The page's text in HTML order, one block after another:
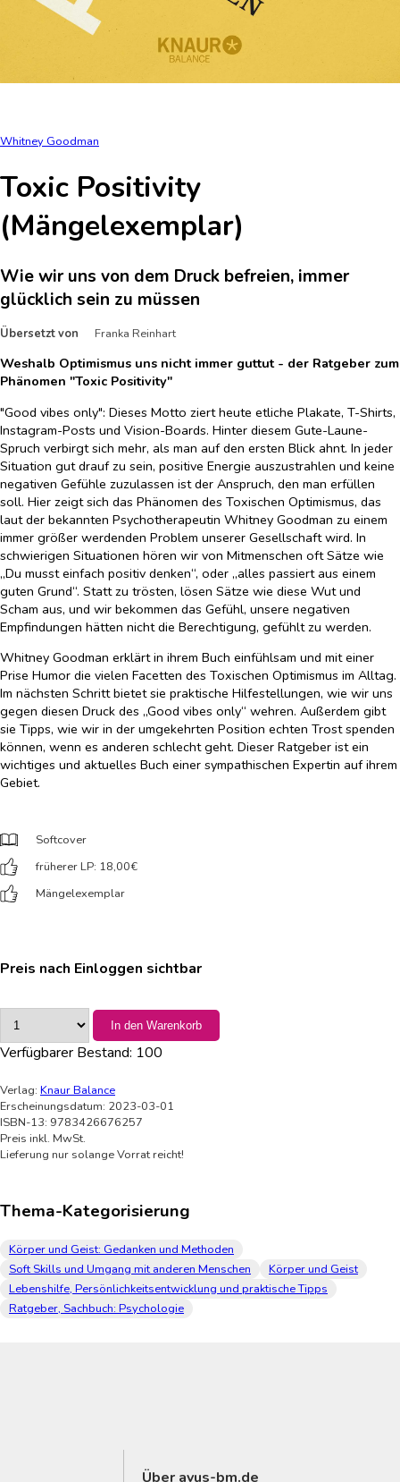
Whitney Goodman
Toxic Positivity
(Mängelexemplar)
Wie wir uns von dem Druck befreien, immer
glücklich sein zu müssen
Übersetzt von Franka Reinhart
Weshalb Optimismus uns nicht immer guttut - der Ratgeber zum
Phänomen "Toxic Positivity"
"Good vibes only": Dieses Motto ziert heute etliche Plakate, T-Shirts,
Instagram-Posts und Vision-Boards. Hinter diesem Gute-Laune-
Spruch verbirgt sich mehr, als man auf den ersten Blick ahnt. In jeder
Situation gut drauf zu sein, positive Energie auszustrahlen und keine
negativen Gefühle zuzulassen ist der Anspruch, den man erfüllen
soll. Hier zeigt sich das Phänomen des Toxischen Optimismus, das
laut der bekannten Psychotherapeutin Whitney Goodman zu einem
immer größer werdenden Problem unserer Gesellschaft wird. In
schwierigen Situationen hören wir von Mitmenschen oft Sätze wie
„Du musst einfach positiv denken“, oder „alles passiert aus einem
guten Grund“. Statt zu trösten, lösen Sätze wie diese Wut und
Scham aus, und wir bekommen das Gefühl, unsere negativen
Empfindungen hätten nicht die Berechtigung, gefühlt zu werden.
Whitney Goodman erklärt in ihrem Buch einfühlsam und mit einer
Prise Humor die vielen Facetten des Toxischen Optimismus im Alltag.
Im nächsten Schritt bietet sie praktische Hilfestellungen, wie wir uns
gegen diesen Druck des „Good vibes only“ wehren. Außerdem gibt
sie Tipps, wie wir in der umgekehrten Position echten Trost spenden
können, wenn es anderen schlecht geht. Dieser Ratgeber ist ein
wichtiges und aktuelles Buch einer sympathischen Expertin auf ihrem
Gebiet.
Softcover
früherer LP: 18,00€
Mängelexemplar
Preis nach Einloggen sichtbar
In den Warenkorb
Verfügbarer Bestand: 100
Verlag: Knaur Balance
Erscheinungsdatum: 2023-03-01
ISBN-13: 9783426676257
Preis inkl. MwSt.
Lieferung nur solange Vorrat reicht!
Thema-Kategorisierung
Körper und Geist: Gedanken und Methoden
Soft Skills und Umgang mit anderen Menschen
Körper und Geist
Lebenshilfe, Persönlichkeitsentwicklung und praktische Tipps
Ratgeber, Sachbuch: Psychologie
Über avus-bm.de